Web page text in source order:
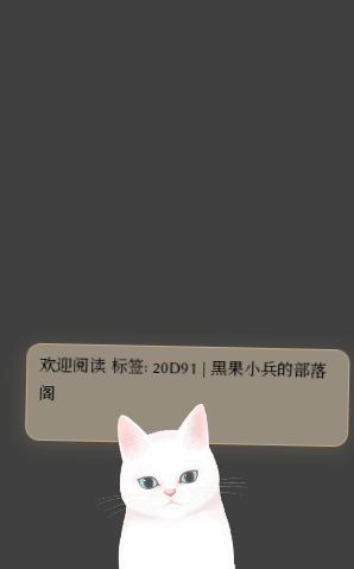
欢迎阅读 标签: 20D91 | 黑果小兵的部落
阁